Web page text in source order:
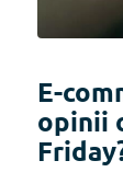
E-
opinii